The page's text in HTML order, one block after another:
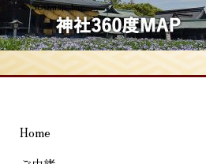
投
稿
ナ
ビ
ー
≪360map_bnr
Home